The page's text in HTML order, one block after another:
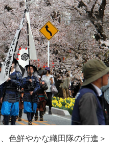
色鮮やかな織田隊の行進＞